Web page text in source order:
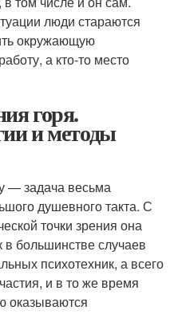
люди стараются
окружающую
а кто-то место
горя.
и методы
— задача весьма
душевного такта. С
точки зрения она
в большинстве случаев
психотехник, а всего
и в то же время
оказываются